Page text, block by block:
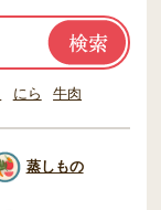
にら 牛肉
蒸しもの